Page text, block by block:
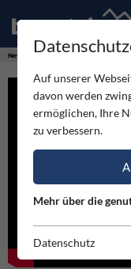
News Video: Beat
Auf unserer
davon werden
ermöglichen, Ihre
zu verbessern.
Mehr über die
Datenschutz